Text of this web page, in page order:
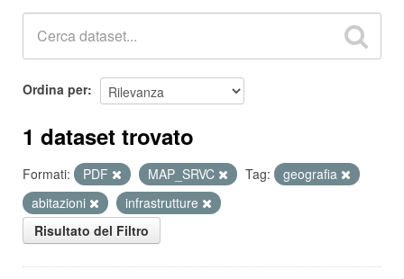
Ordina per
1 dataset trovato
Formati: PDF MAP_SRVC Tag:
geografia
abitazioni
infrastrutture
Risultato del Filtro